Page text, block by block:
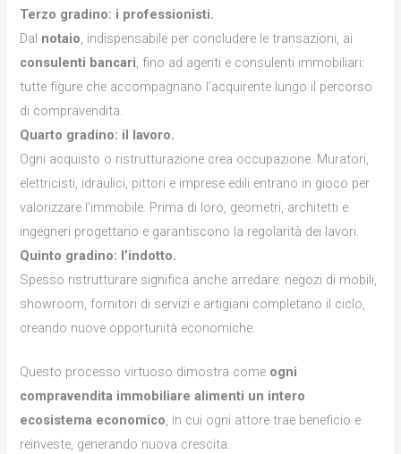
Terzo gradino: i professionisti.
Dal notaio, indispensabile per concludere le transazioni, ai
consulenti bancari, fino ad agenti e consulenti immobiliari:
tutte figure che accompagnano l’acquirente lungo il percorso
di compravendita.
Quarto gradino: il lavoro.
Ogni acquisto o ristrutturazione crea occupazione. Muratori,
elettricisti, idraulici, pittori e imprese edili entrano in gioco per
valorizzare l’immobile. Prima di loro, geometri, architetti e
ingegneri progettano e garantiscono la regolarità dei lavori.
Quinto gradino: l’indotto.
Spesso ristrutturare significa anche arredare: negozi di mobili,
showroom, fornitori di servizi e artigiani completano il ciclo,
creando nuove opportunità economiche.
Questo processo virtuoso dimostra come ogni
compravendita immobiliare alimenti un intero
ecosistema economico, in cui ogni attore trae beneficio e
reinveste, generando nuova crescita.